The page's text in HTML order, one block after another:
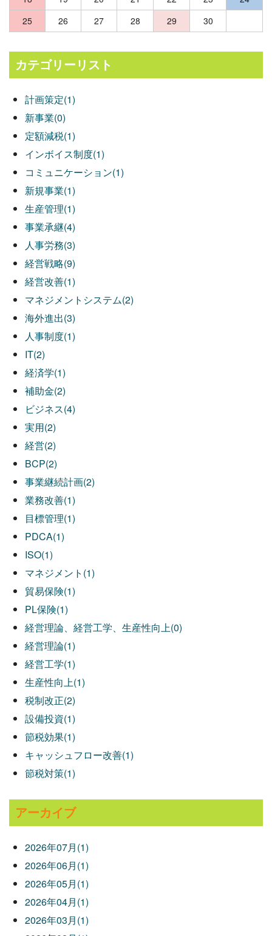
25
26 27 28 29 30
カテゴリーリスト
計画策定(1)
新事業(0)
定額減税(1)
インボイス制度(1)
コミュニケーション(1)
新規事業(1)
生産管理(1)
事業承継(4)
人事労務(3)
経営戦略(9)
経営改善(1)
マネジメントシステム(2)
海外進出(3)
人事制度(1)
IT(2)
経済学(1)
補助金(2)
ビジネス(4)
実用(2)
経営(2)
BCP(2)
事業継続計画(2)
業務改善(1)
目標管理(1)
PDCA(1)
ISO(1)
マネジメント(1)
貿易保険(1)
PL保険(1)
経営理論、経営工学、生産性向上(0)
経営理論(1)
経営工学(1)
生産性向上(1)
税制改正(2)
設備投資(1)
節税効果(1)
キャッシュフロー改善(1)
節税対策(1)
アーカイブ
2026年07月(1)
2026年06月(1)
2026年05月(1)
2026年04月(1)
2026年03月(1)